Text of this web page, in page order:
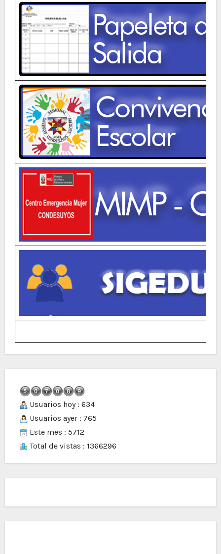
Usuarios hoy : 634
Usuarios ayer : 765
Este mes : 5712
Total de vistas : 1366296